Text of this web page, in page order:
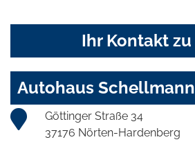
Ihr Kontakt zu
Autohaus Schellmann
Göttinger Straße 34
37176 Nörten-Hardenberg